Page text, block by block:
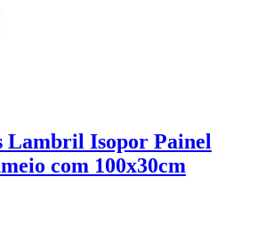
Lambril Isopor Painel
com 100x30cm